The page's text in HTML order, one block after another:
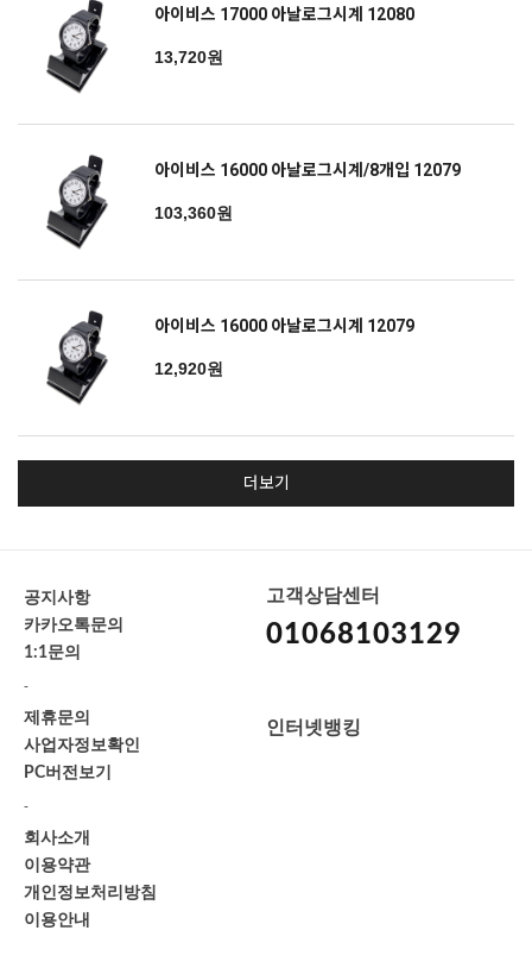
아이비스 17000 아날로그시계 12080
13,720원
아이비스 16000 아날로그시계/8개입 12079
103,360원
아이비스 16000 아날로그시계 12079
12,920원
더보기
공지사항
카카오톡문의
1:1문의
-
제휴문의
사업자정보확인
PC버전보기
-
회사소개
이용약관
개인정보처리방침
이용안내
고객상담센터
01068103129
인터넷뱅킹